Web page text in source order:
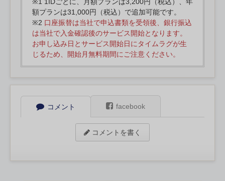
額プランは31,000円（税込）で追加可能です。
※2 口座振替は当社で申込書類を受領後、銀行振込
は当社で入金確認後のサービス開始となります。
お申し込み日とサービス開始日にタイムラグが生
じるため、開始月無料期間にご注意ください。
コメント facebook
コメントを書く